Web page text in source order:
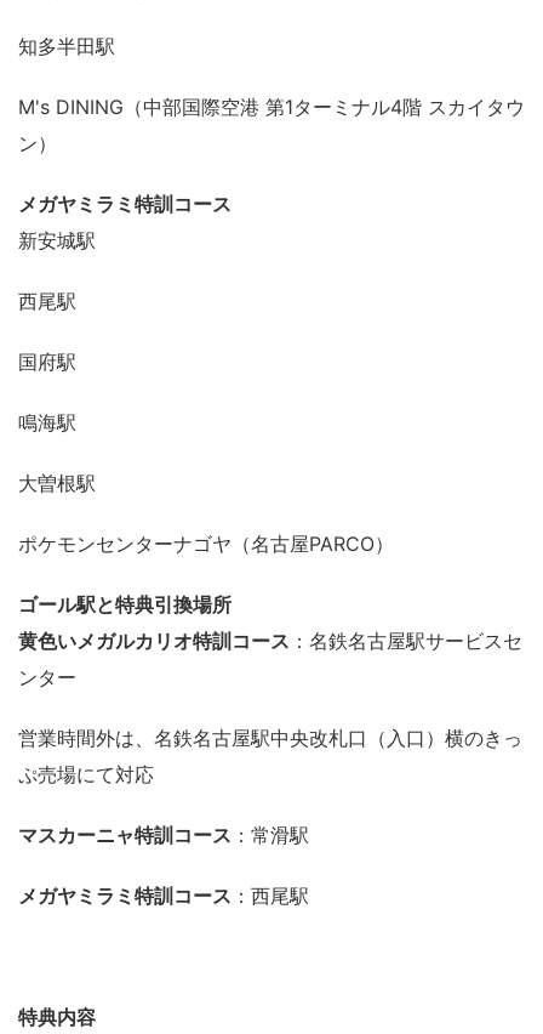
知多半田駅
M's DINING（中部国際空港 第1ターミナル4階 スカイタウ
ン）
メガヤミラミ特訓コース
新安城駅
西尾駅
国府駅
鳴海駅
大曽根駅
ポケモンセンターナゴヤ（名古屋PARCO）
ゴール駅と特典引換場所
黄色いメガルカリオ特訓コース ：名鉄名古屋駅サービスセ
ンター
営業時間外は、名鉄名古屋駅中央改札口（入口）横のきっ
ぷ売場にて対応
マスカーニャ特訓コース ：常滑駅
メガヤミラミ特訓コース ：西尾駅
特典内容